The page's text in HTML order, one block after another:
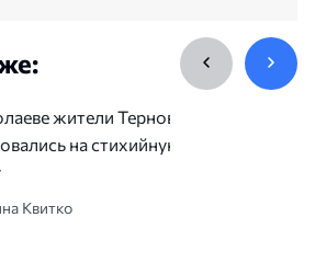
жители Терновки
на стихийную
Квитко